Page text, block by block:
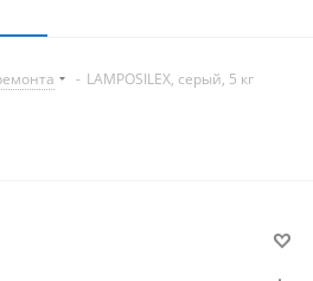
- LAMPOSILEX, серый, 5 кг